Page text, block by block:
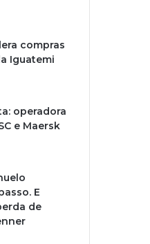
compras
Iguatemi
operadora
e Maersk
E
de